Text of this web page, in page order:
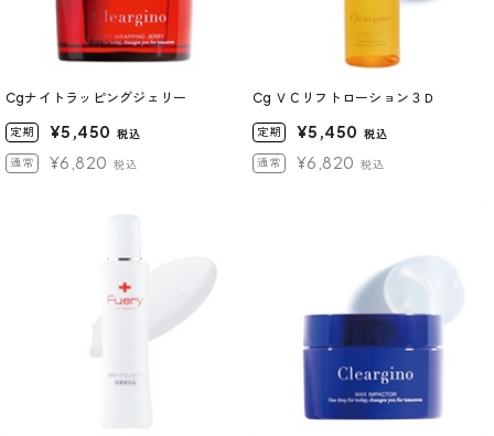
Cgナイトラッピングジェリー
定期 ¥5,450 税込
通常 ¥6,820 税込
Cg ＶＣリフトローション３Ｄ
定期 ¥5,450 税込
通常 ¥6,820 税込